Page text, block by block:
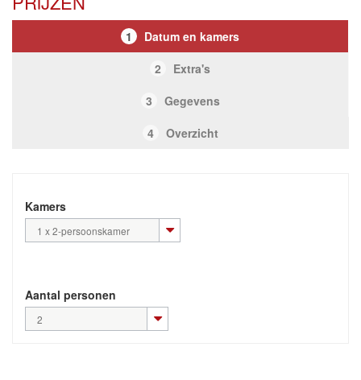
1
Datum en kamers
2
Extra's
3
Gegevens
4
Overzicht
Kamers
1 x 2-persoonskamer
Aantal personen
2